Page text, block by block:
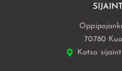
SIJAINTI
70780
Katso